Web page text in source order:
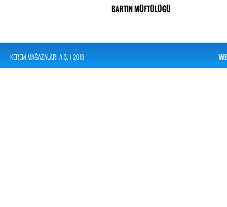
BARTIN MÜFTÜLÜĞÜ
KEREM MAĞAZALARI A.Ş. | 2018